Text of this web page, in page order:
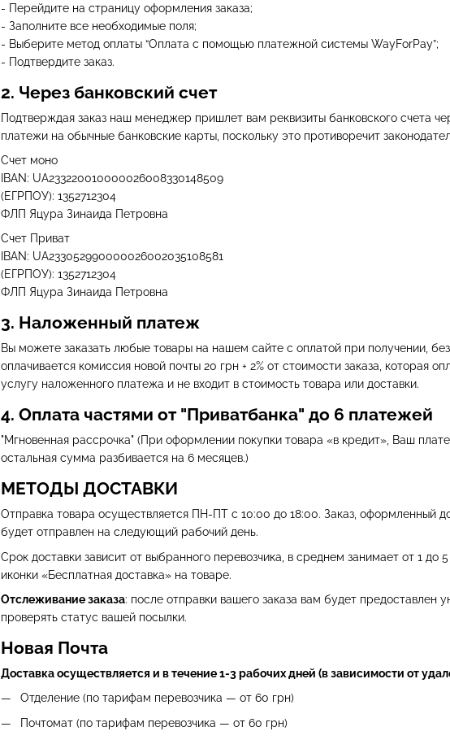
- Перейдите на страницу оформления заказа;
- Заполните все необходимые поля;
- Выберите метод оплаты “Оплата с помощью платежной системы WayForPay”;
- Подтвердите заказ.
2. Через банковский счет
Подтверждая заказ наш менеджер пришлет вам реквизиты банковского счета
платежи на обычные банковские карты, поскольку это противоречит
Счет моно
IBAN: UA233220010000026008330148509
(ЕГРПОУ): 1352712304
ФЛП Яцура Зинаида Петровна
Счет Приват
IBAN: UA233052990000026002035108581
(ЕГРПОУ): 1352712304
ФЛП Яцура Зинаида Петровна
3. Наложенный платеж
Вы можете заказать любые товары на нашем сайте с оплатой при получении,
оплачивается комиссия новой почты 20 грн + 2% от стоимости заказа, которая
услугу наложенного платежа и не входит в стоимость товара или доставки.
4. Оплата частями от "Приватбанка" до 6 платежей
"Мгновенная рассрочка" (При оформлении покупки товара «в кредит», Ваш
остальная сумма разбивается на 6 месяцев.)
МЕТОДЫ ДОСТАВКИ
Отправка товара осуществляется ПН-ПТ с 10:00 до 18:00. Заказ, оформленный
будет отправлен на следующий рабочий день.
Срок доставки зависит от выбранного перевозчика, в среднем занимает от 1 до
иконки «Бесплатная доставка» на товаре.
Отслеживание заказа: после отправки вашего заказа вам будет
проверять статус вашей посылки.
Новая Почта
Доставка осуществляется и в течение 1-3 рабочих дней (в зависимости от
Отделение (по тарифам перевозчика — от 60 грн)
Почтомат (по тарифам перевозчика — от 60 грн)